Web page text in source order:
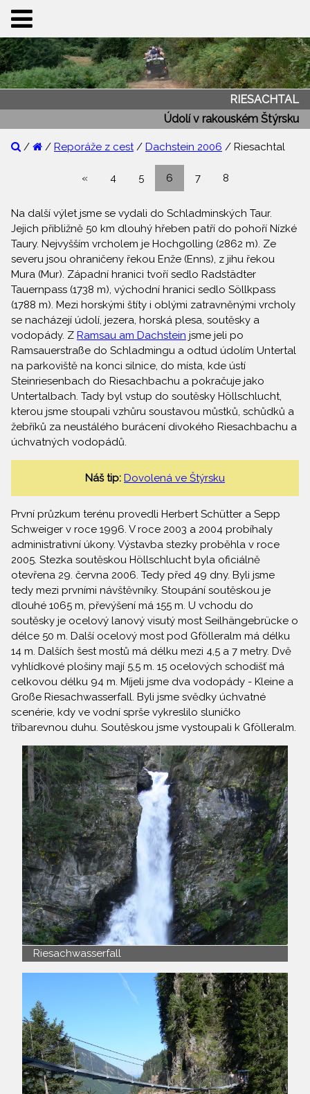
RIESACHTAL
Údolí v rakouském Štýrsku
/ / Reporáže z cest/ Dachstein 2006 / Riesachtal
« 4 5 6 7 8
Na další výlet jsme se vydali do Schladminských Taur.
Jejich přibližně 50 km dlouhý hřeben patří do pohoří Nízké
Taury. Nejvyšším vrcholem je Hochgolling (2862 m). Ze
severu jsou ohraničeny řekou Enže (Enns), z jihu řekou
Mura (Mur). Západní hranici tvoří sedlo Radstädter
Tauernpass (1738 m), východní hranici sedlo Söllkpass
(1788 m). Mezi horskými štíty i oblými zatravněnými vrcholy
se nacházejí údolí, jezera, horská plesa, soutěsky a
vodopády. Z Ramsau am Dachstein jsme jeli po
Ramsauerstraße do Schladmingu a odtud údolím Untertal
na parkoviště na konci silnice, do místa, kde ústí
Steinriesenbach do Riesachbachu a pokračuje jako
Untertalbach. Tady byl vstup do soutěsky Höllschlucht,
kterou jsme stoupali vzhůru soustavou můstků, schůdků a
žebříků za neustálého burácení divokého Riesachbachu a
úchvatných vodopádů.
Náš tip: Dovolená ve Štýrsku
První průzkum terénu provedli Herbert Schütter a Sepp
Schweiger v roce 1996. V roce 2003 a 2004 probíhaly
administrativní úkony. Výstavba stezky proběhla v roce
2005. Stezka soutěskou Höllschlucht byla oficiálně
otevřena 29. června 2006. Tedy před 49 dny. Byli jsme
tedy mezi prvními návštěvníky. Stoupání soutěskou je
dlouhé 1065 m, převýšení má 155 m. U vchodu do
soutěsky je ocelový lanový visutý most Seilhängebrücke o
délce 50 m. Další ocelový most pod Gfölleralm má délku
14 m. Dalších šest mostů má délku mezi 4,5 a 7 metry. Dvě
vyhlídkové plošiny mají 5,5 m. 15 ocelových schodišť má
celkovou délku 94 m. Míjeli jsme dva vodopády - Kleine a
Große Riesachwasserfall. Byli jsme svědky úchvatné
scenérie, kdy ve vodní sprše vykreslilo sluničko
tříbarevnou duhu. Soutěskou jsme vystoupali k Gfölleralm.
Riesachwasserfall